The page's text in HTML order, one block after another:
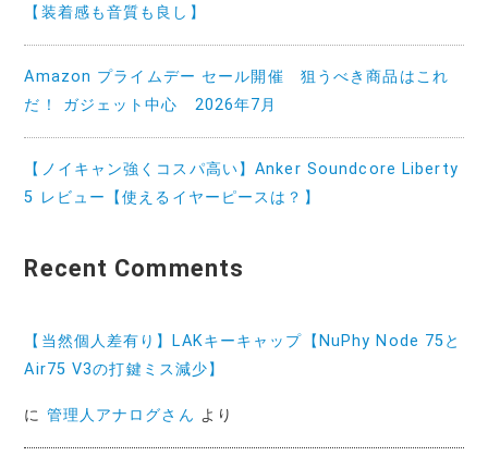
【装着感も音質も良し】
Amazon プライムデー セール開催 狙うべき商品はこれ
だ！ ガジェット中心 2026年7月
【ノイキャン強くコスパ高い】Anker Soundcore Liberty
5 レビュー【使えるイヤーピースは？】
Recent Comments
【当然個人差有り】LAKキーキャップ【NuPhy Node 75と
Air75 V3の打鍵ミス減少】
に 管理人アナログさん より